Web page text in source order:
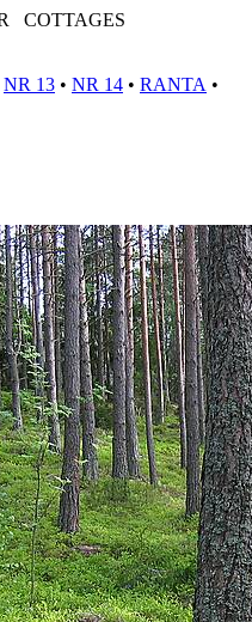
COTTAGES
NR 13 • NR 14 • RANTA •